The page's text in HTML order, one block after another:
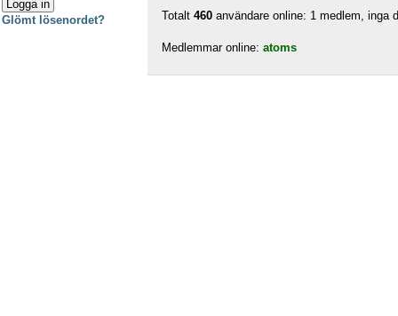
Totalt 460 användare online: 1 medlem,
Medlemmar online: atoms
Glömt lösenordet?